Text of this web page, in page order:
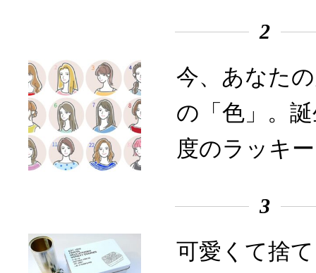
2
今、あなた
の「色」。
度のラッキ
3
可愛くて捨